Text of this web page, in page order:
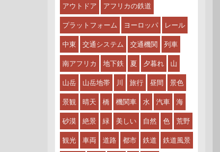
アウトドア アフリカの鉄道
プラットフォーム ヨーロッパ レール
中東 交通システム 交通機関 列車
南アフリカ 地下鉄 夏 夕暮れ 山
山岳 山岳地帯 川 旅行 昼間 景色
景観 晴天 橋 機関車 水 汽車 海
砂漠 絶景 緑 美しい 自然 色 荒野
観光 車両 道路 都市 鉄道 鉄道風景